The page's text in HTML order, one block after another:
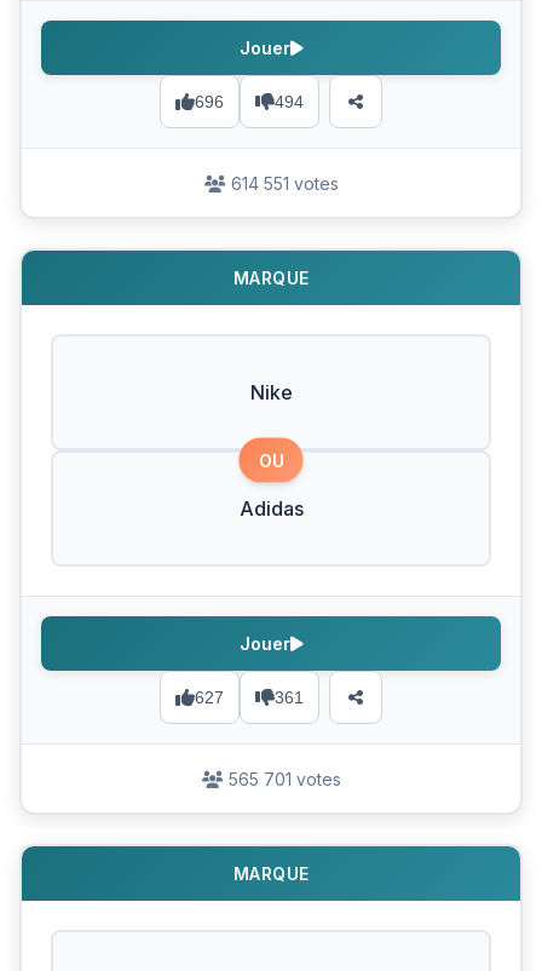
696 494
Jouer
614 551 votes
MARQUE
Nike
OU
Adidas
627 361
Jouer
565 701 votes
MARQUE